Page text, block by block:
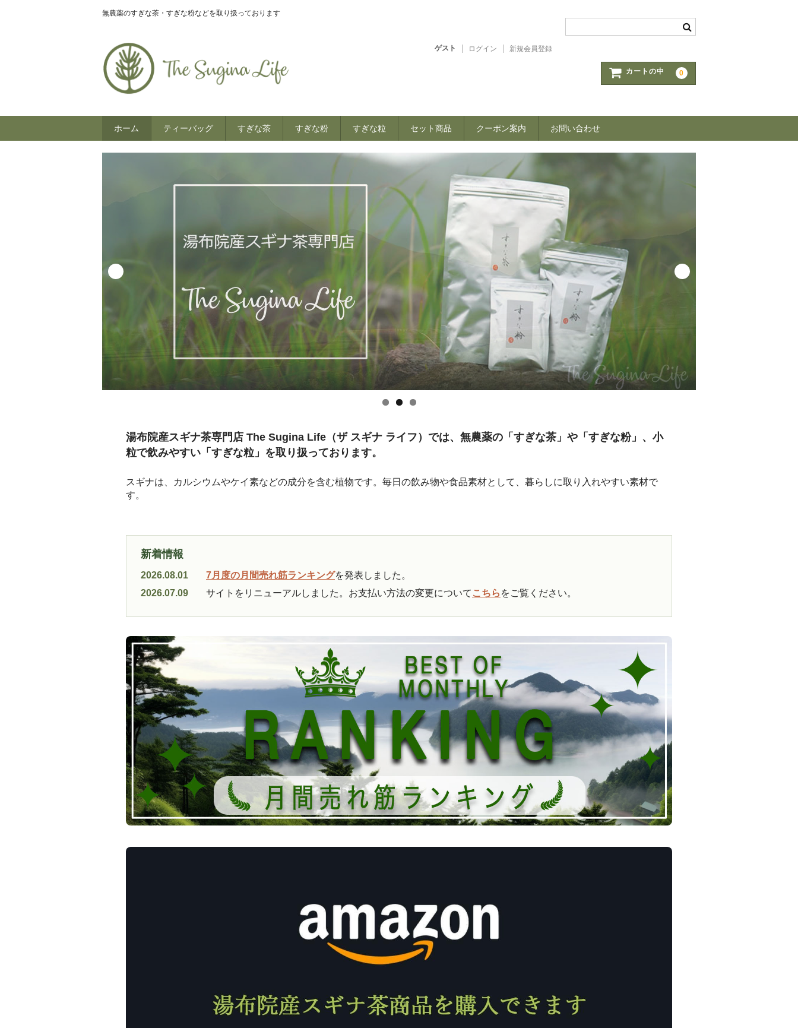
無農薬のすぎな茶・すぎな粉などを取り扱っております
ゲスト ログイン 新規会員登録
カートの中 0
ホーム ティーバッグ すぎな茶 すぎな粉 すぎな粒 セット商品 クーポン案内 お問い合わせ
湯布院産スギナ茶専門店 The Sugina Life（ザ スギナ ライフ）では、無農薬の「すぎな茶」や「すぎな粉」、小
粒で飲みやすい「すぎな粒」を取り扱っております。
スギナは、カルシウムやケイ素などの成分を含む植物です。毎日の飲み物や食品素材として、暮らしに取り入れやすい素材で
す。
新着情報
2026.08.01 7月度の月間売れ筋ランキングを発表しました。
2026.07.09
サイトをリニューアルしました。お支払い方法の変更について こちら をご覧ください。